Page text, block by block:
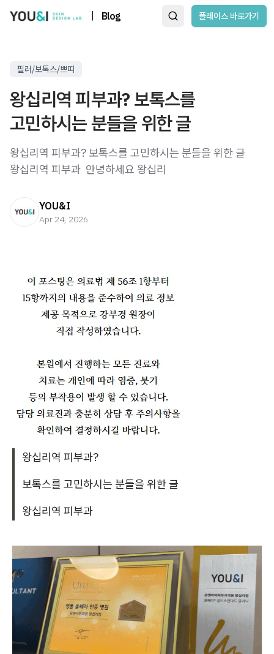
Blog 플레이스 바로가기
필러/보톡스/쁘띠
왕십리역 피부과? 보톡스를
고민하시는 분들을 위한 글
왕십리역 피부과? 보톡스를 고민하시는 분들을 위한 글
왕십리역 피부과 ​ 안녕하세요 왕십리
YOU&I
Apr 24, 2026
왕십리역 피부과?
보톡스를 고민하시는 분들을 위한 글
왕십리역 피부과